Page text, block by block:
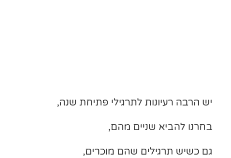
יש הרבה רעיונות לתרגילי פתיחת שנה,
בחרנו להביא שניים מהם,
גם כשיש תרגילים שהם מוכרים,